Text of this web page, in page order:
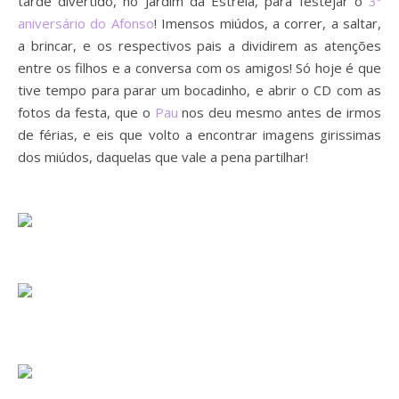
aniversário do Afonso! Imensos miúdos, a correr, a saltar,
a brincar, e os respectivos pais a dividirem as atenções
entre os filhos e a conversa com os amigos! Só hoje é que
tive tempo para parar um bocadinho, e abrir o CD com as
fotos da festa, que o Pau nos deu mesmo antes de irmos
de férias, e eis que volto a encontrar imagens girissimas
dos miúdos, daquelas que vale a pena partilhar!